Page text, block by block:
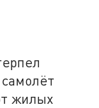
жилых